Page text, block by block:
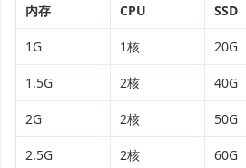
内存 CPU SSD
1G 1核 20G
1.5G 2核 40G
2G 2核 50G
2.5G 2核 60G